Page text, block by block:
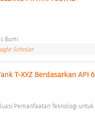
Bumi
Scholar
T-XYZ Berdasarkan API